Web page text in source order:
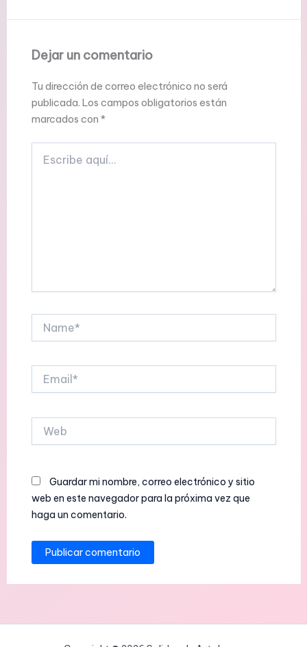
Dejar un comentario
Tu dirección de correo electrónico no será
publicada. Los campos obligatorios están
marcados con*
aquí...
Guardar mi nombre, correo electrónico y sitio
web en este navegador para la próxima vez que
haga un comentario.